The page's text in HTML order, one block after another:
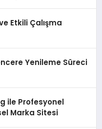
Etkili Çalışma
Yenileme Süreci
ile Profesyonel
Marka Sitesi